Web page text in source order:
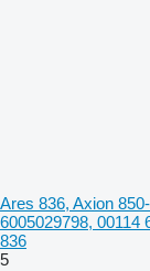
Ares 836, Axion
6005029798, 00114
836
5